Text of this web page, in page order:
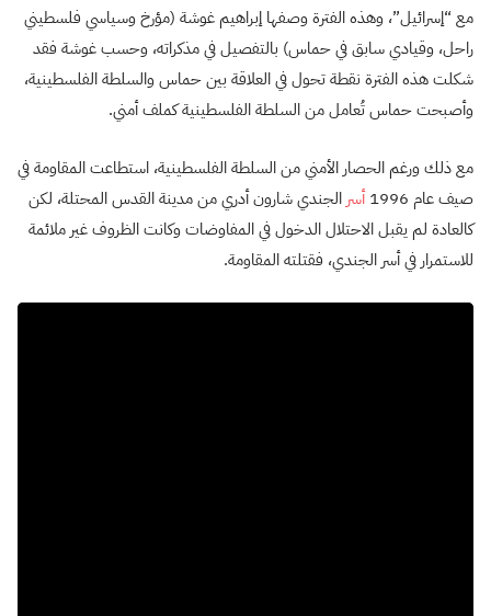
مع “إسرائيل”، وهذه الفترة وصفها إبراهيم غوشة (مؤرخ وسياسي فلسطيني
راحل، وقيادي سابق في حماس) بالتفصيل في مذكراته، وحسب غوشة فقد
شكلت هذه الفترة نقطة تحول في العلاقة بين حماس والسلطة الفلسطينية،
وأصبحت حماس تُعامل من السلطة الفلسطينية كملف أمني.
مع ذلك ورغم الحصار الأمني من السلطة الفلسطينية، استطاعت المقاومة في
صيف عام 1996
أسر الجندي شارون أدري من مدينة القدس المحتلة، لكن
كالعادة لم يقبل الاحتلال الدخول في المفاوضات وكانت الظروف غير ملائمة
للاستمرار في أسر الجندي، فقتلته المقاومة.